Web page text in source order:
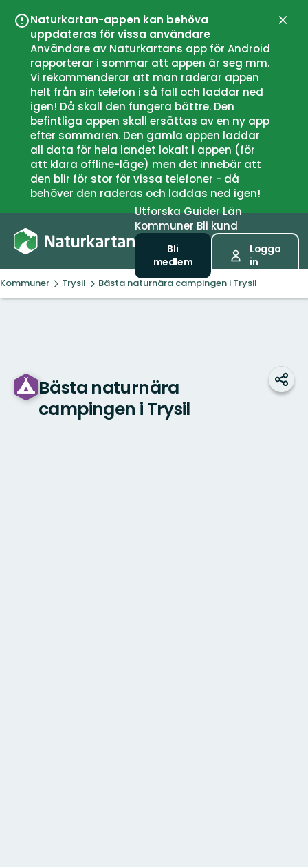
Naturkartan-appen kan behöva
uppdateras för vissa användare
Användare av Naturkartans app för Android
rapporterar i sommar att appen är seg mm.
Vi rekommenderar att man raderar appen
helt från sin telefon i så fall och laddar ned
igen! Då skall den fungera bättre. Den
befintliga appen skall ersättas av en ny app
efter sommaren. Den gamla appen laddar
all data för hela landet lokalt i appen (för
att klara offline-läge) men det innebär att
den blir för stor för vissa telefoner - då
behöver den raderas och laddas ned igen!
UtforskaGuiderLän
Kommuner Bli kund
Bli
medlem
Logga
in
Kommuner Trysil Bästa naturnära campingen i Trysil
Bästa naturnära
campingen i Trysil
Dela